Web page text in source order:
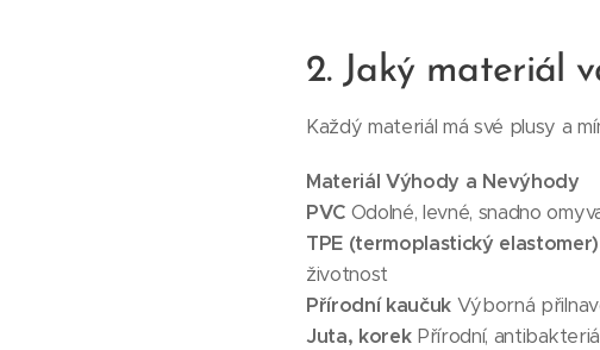
2. Jaký materiál
Každý materiál má své plusy a
Materiál Výhody a Nevýhody
PVC Odolné, levné, snadno
TPE (termoplastický elastomer)
životnost
Přírodní kaučuk Výborná
Juta, korekPřírodní,